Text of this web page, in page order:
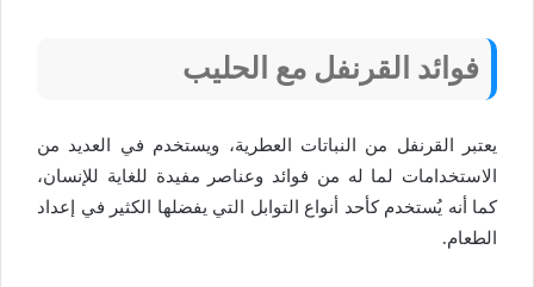
فوائد القرنفل مع الحليب
يعتبر القرنفل من النباتات العطرية، ويستخدم في العديد من
الاستخدامات لما له من فوائد وعناصر مفيدة للغاية للإنسان،
كما أنه يُستخدم كأحد أنواع التوابل التي يفضلها الكثير في إعداد
الطعام.